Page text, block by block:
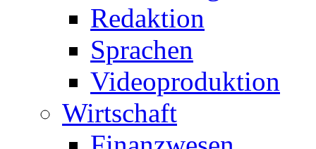
Redaktion
Sprachen
Videoproduktion
Wirtschaft